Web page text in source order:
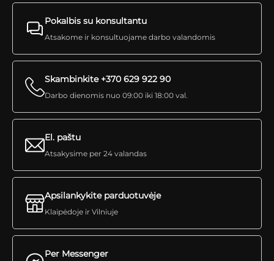
Pokalbis su konsultantu
Atsakome ir konsultuojame darbo valandomis
Skambinkite +370 629 922 90
Darbo dienomis nuo 09:00 iki 18:00 val.
Per Messenger
El. paštu
Atsakysime per 24 valandas
Apsilankykite parduotuvėje
Klaipėdoje ir Vilniuje